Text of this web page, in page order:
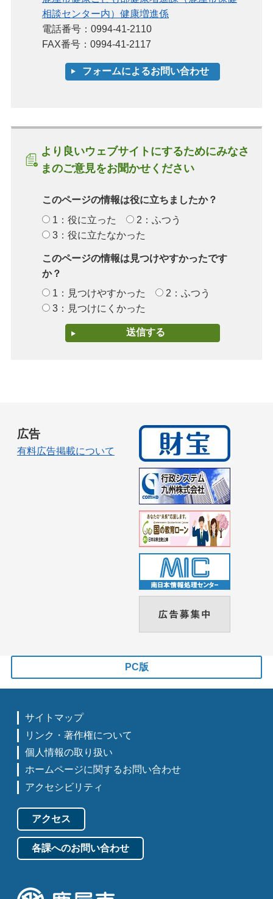
相談センター内）健康増進係
電話番号：0994-41-2110
FAX番号：0994-41-2117
より良いウェブサイトにするためにみなさ
まのご意見をお聞かせください
このページの情報は役に立ちましたか？
1：役に立った
2：ふつう
3：役に立たなかった
このページの情報は見つけやすかったです
か？
1：見つけやすかった
2：ふつう
3：見つけにくかった
広告
有料広告掲載について
PC版
サイトマップ
リンク・著作権について
個人情報の取り扱い
ホームページに関するお問い合わせ
アクセシビリティ
アクセス
各課へのお問い合わせ